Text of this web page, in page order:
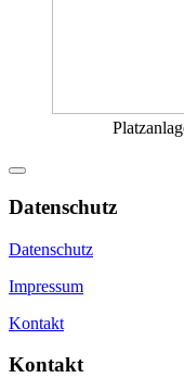
Datenschutz
Datenschutz
Impressum
Kontakt
Kontakt